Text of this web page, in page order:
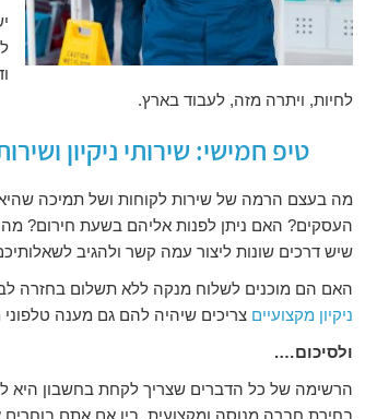
לחיות, ויתרה מזה, לעבוד בארץ.
טיפ חמישי: שירותי ניקיון
מה בעצם הרמה של שירות לקוחות ושל תמיכה
העסקים? האם ניתן לפנות אליהם בשעת חירום?
שיש דרכים שונות ליצור עמה קשר ולהגיב
האם הם מוכנים לשלוח מנקה ללא תשלום בחזרה
ניקיון מקצועיים צריכים שיהיה להם גם מענה
ולסיכום….
הרשימה של כל הדברים שצריך לקחת בחשבון